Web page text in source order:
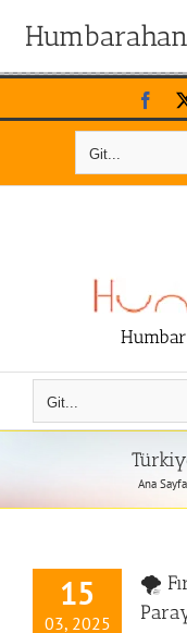
Skip
to
Git...
Git...
Ana Sayfa
15
03, 2025
🌪️